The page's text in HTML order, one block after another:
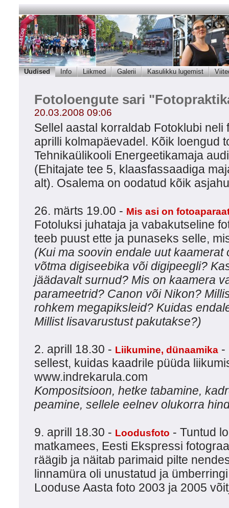
Uudised Info Liikmed Galerii Kasulikku lugemist
Fotoloengute sari
20.03.2008 09:06
Sellel aastal korraldab Fotoklubi neli
aprilli kolmapäevadel. Kõik loengud
Tehnikaülikooli Energeetikamaja
(Ehitajate tee 5, klaasfassaadiga
alt). Osalema on oodatud kõik
26. märts 19.00 - Mis asi on
Fotoluksi juhataja ja vabakutseline
teeb puust ette ja punaseks selle,
(Kui ma soovin endale uut kaamerat
võtma digiseebika või digipeegli?
jäädavalt surnud? Mis on kaamera
parameetrid? Canon või Nikon?
rohkem megapiksleid? Kuidas
Millist lisavarustust pakutakse?)
2. aprill 18.30 - Liikumine, dünaamika -
sellest, kuidas kaadrile püüda
www.indrekarula.com
Kompositsioon, hetke tabamine,
peamine, sellele eelnev olukorra
9. aprill 18.30 - Loodusfoto - Tuntud
matkamees, Eesti Ekspressi
räägib ja näitab parimaid pilte
linnamüra oli unustatud ja
Looduse Aasta foto 2003 ja 2005